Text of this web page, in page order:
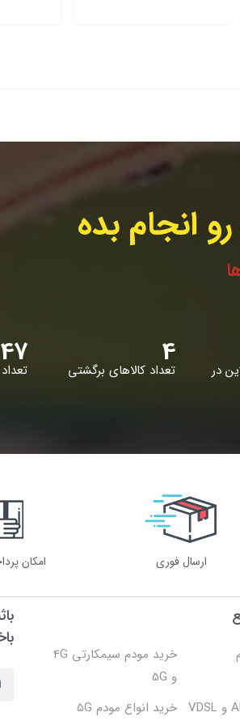
انجام بده
در 5
تعداد کالاهای برگشتی
ارسال فوری امکان
خرید مودم سیمکارتی 4G
و 5G
خرید انواع مودم 5G